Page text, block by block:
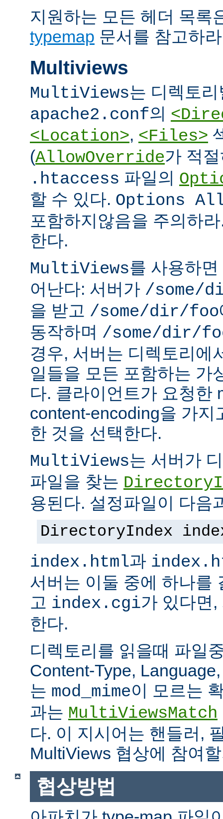
지원하는 모든 헤더 목록
typemap 문서를 참고하
Multiviews
MultiViews는 디렉토
apache2.conf의
<Location>, <Files>
(AllowOverride가 적
.htaccess 파일의
할 수 있다. Options
포함하지않음을 주의하
한다.
MultiViews를 사용하
어난다: 서버가 /some/
을 받고 /some/dir/foo
동작하며 /some/dir/
경우, 서버는 디렉토리에
일들을 모든 포함하는 가
다. 클라이언트가 요청한
content-encoding을 가지
한 것을 선택한다.
MultiViews는 서버가
파일을 찾는
용된다. 설정파일이 다음
DirectoryIndex
index.html과
서버는 이둘 중에 하나를
고 index.cgi가 있다면
한다.
디렉토리를 읽을때 파일
Content-Type,
는 mod_mime이 모르는
과는 MultiViewsMatch
다. 이 지시어는 핸들러,
MultiViews 협상에 참여
협상방법